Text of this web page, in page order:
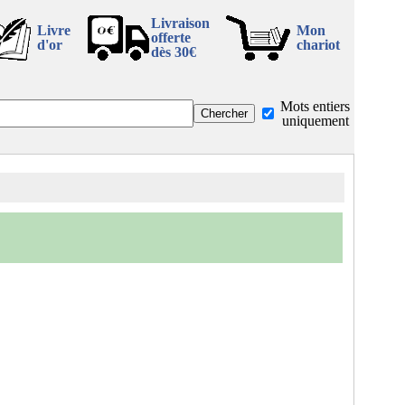
Livre
d'or
Livraison
offerte
dès 30€
Mon
chariot
Mots entiers
uniquement